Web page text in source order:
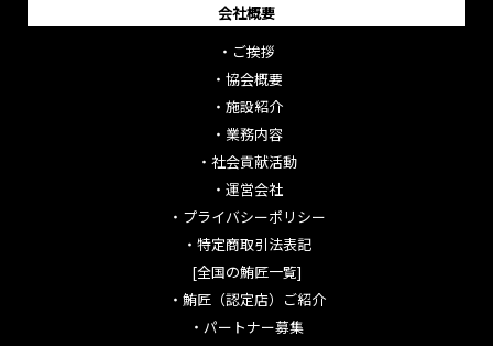
会社概要
・ ご挨拶
・ 協会概要
・ 施設紹介
・ 業務内容
・ 社会貢献活動
・ 運営会社
・ プライバシーポリシー
・ 特定商取引法表記
[全国の鮪匠一覧]
・ 鮪匠（認定店）ご紹介
・ パートナー募集